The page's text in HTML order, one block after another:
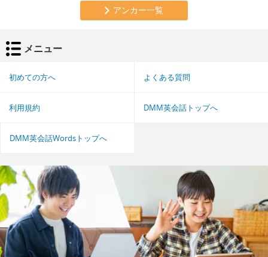
アンカー一覧
メニュー
初めての方へ よくある質問
利用規約 DMM英会話トップへ
DMM英会話Wordsトップへ